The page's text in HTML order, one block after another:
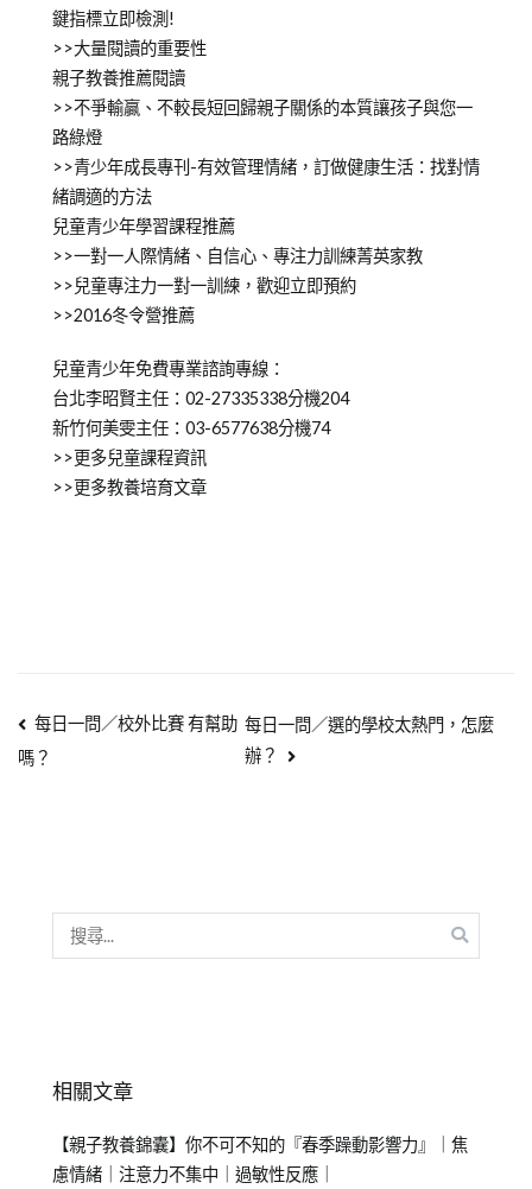
鍵指標立即檢測!
>>大量閱讀的重要性
親子教養推薦閱讀
>>不爭輸贏、不較長短回歸親子關係的本質讓孩子與您一
路綠燈
>>青少年成長專刊-有效管理情緒，訂做健康生活：找對情
緒調適的方法
兒童青少年學習課程推薦
>>一對一人際情緒、自信心、專注力訓練菁英家教
>>兒童專注力一對一訓練，歡迎立即預約
>>2016冬令營推薦
兒童青少年免費專業諮詢專線：
台北李昭賢主任：02-27335338分機204
新竹何美雯主任：03-6577638分機74
>>更多兒童課程資訊
>>更多教養培育文章
每日一問／校外比賽 有幫助
嗎？
每日一問／選的學校太熱門，怎麼
辦？
相關文章
【親子教養錦囊】你不可不知的『春季躁動影響力』｜焦
慮情緒｜注意力不集中｜過敏性反應｜